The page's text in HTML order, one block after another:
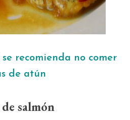
se recomienda no comer
de atún
salmón